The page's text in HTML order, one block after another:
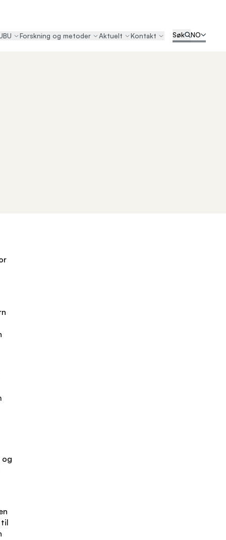
Forskning og metoder Aktuelt Kontakt Søk NO
og
til